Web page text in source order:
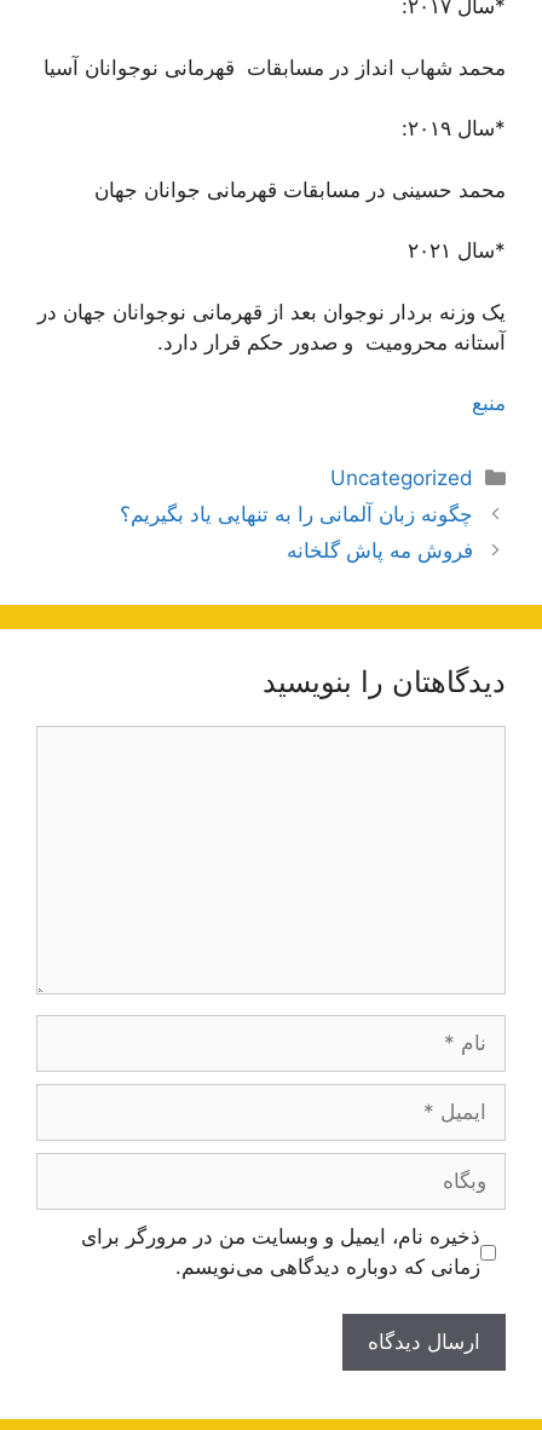
*سال ۲۰۱۷:
محمد شهاب انداز در مسابقات قهرمانی نوجوانان آسیا
*سال ۲۰۱۹:
محمد حسینی در مسابقات قهرمانی جوانان جهان
*سال ۲۰۲۱
یک وزنه بردار نوجوان بعد از قهرمانی نوجوانان جهان در
آستانه محرومیت و صدور حکم قرار دارد.
منبع
دسته‌ها
Uncategorized
ناوبری
نوشته‌ها
چگونه زبان آلمانی را به تنهایی یاد بگیریم؟
فروش مه پاش گلخانه
دیدگاهتان را بنویسید
ایمیل
وبگاه
ذخیره نام، ایمیل و وبسایت من در مرورگر برای
زمانی که دوباره دیدگاهی می‌نویسم.